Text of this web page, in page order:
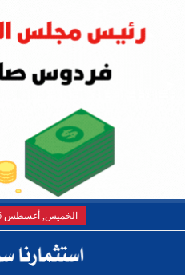
الخميس, أغسطس 6, 2026